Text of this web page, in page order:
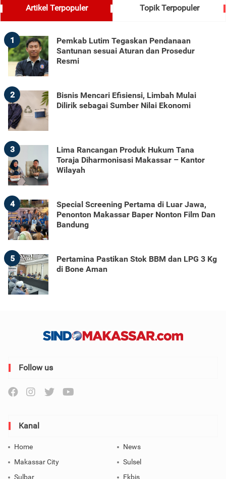
Artikel Terpopuler Topik Terpopuler
1
Pemkab Lutim Tegaskan Pendanaan
Santunan sesuai Aturan dan Prosedur
Resmi
2
Bisnis Mencari Efisiensi, Limbah Mulai
Dilirik sebagai Sumber Nilai Ekonomi
3
Lima Rancangan Produk Hukum Tana
Toraja Diharmonisasi Makassar – Kantor
Wilayah
4
Special Screening Pertama di Luar Jawa,
Penonton Makassar Baper Nonton Film Dan
Bandung
5
Pertamina Pastikan Stok BBM dan LPG 3 Kg
di Bone Aman
Follow us
Kanal
Home
News
Makassar City
Sulsel
Sulbar
Ekbis